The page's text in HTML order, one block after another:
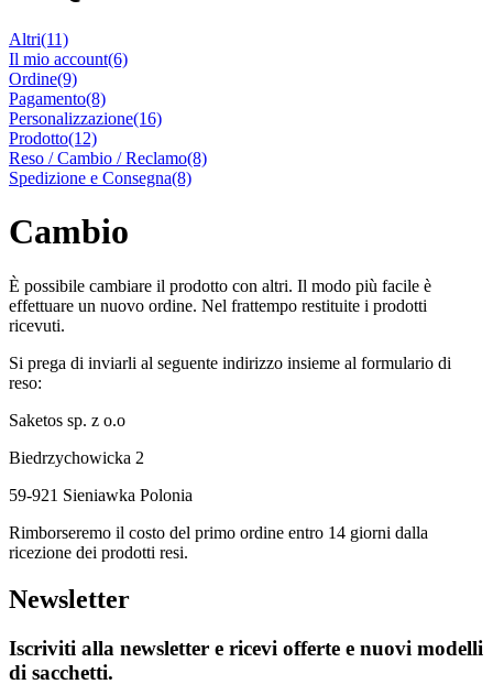
Altri(11)
Il mio account(6)
Ordine(9)
Pagamento(8)
Personalizzazione(16)
Prodotto(12)
Reso / Cambio / Reclamo(8)
Spedizione e Consegna(8)
Cambio
È possibile cambiare il prodotto con altri. Il modo più facile è
effettuare un nuovo ordine. Nel frattempo restituite i prodotti
ricevuti.
Si prega di inviarli al seguente indirizzo insieme al formulario di
reso:
Saketos sp. z o.o
Biedrzychowicka 2
59-921 Sieniawka Polonia
Rimborseremo il costo del primo ordine entro 14 giorni dalla
ricezione dei prodotti resi.
Newsletter
Iscriviti alla newsletter e ricevi offerte e nuovi modelli
di sacchetti.